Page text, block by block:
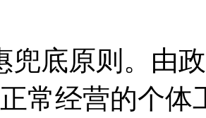
兜底原则。由
常经营的个体